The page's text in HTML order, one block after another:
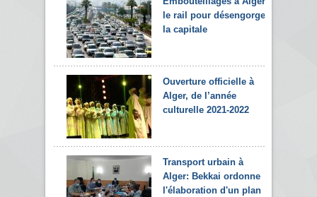
le rail pour désengorger
la capitale
Ouverture officielle à
Alger, de l’année
culturelle 2021-2022
Transport urbain à
Alger: Bekkai ordonne
l'élaboration d'un plan